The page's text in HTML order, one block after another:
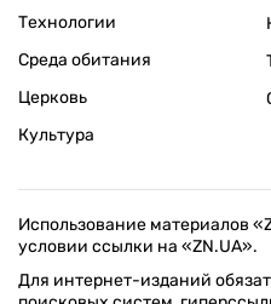
Технологии
Среда обитания
Церковь
Культура
Использование материалов
условии ссылки на «ZN.UA».
Для интернет-изданий